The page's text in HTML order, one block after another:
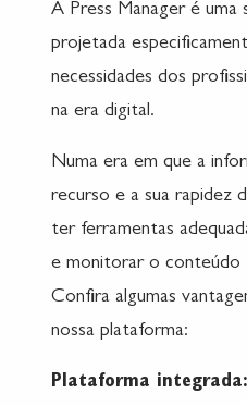
A Press Manager é uma
projetada
necessidades dos
na era digital.
Numa era em que a
recurso e a sua rapidez
ter ferramentas
e monitorar o conteúdo
Confira algumas
nossa plataforma:
Plataforma integrada: